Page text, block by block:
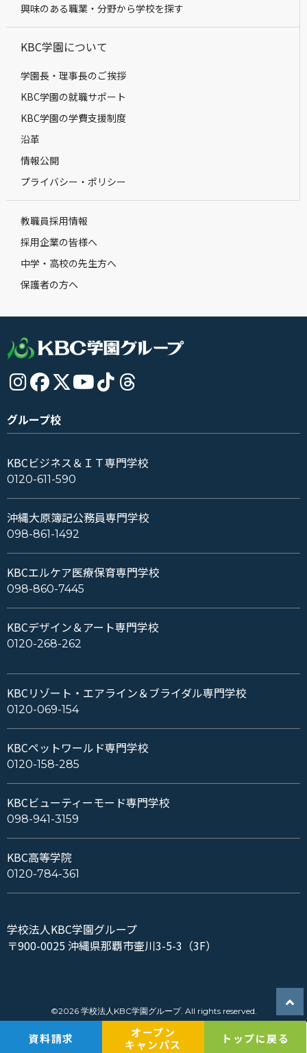
興味のある職業・分野から学校を探す
KBC学園について
学園長・理事長のご挨拶
KBC学園の就職サポート
KBC学園の学費支援制度
沿革
情報公開
プライバシー・ポリシー
教職員採用情報
採用企業の皆様へ
中学・高校の先生方へ
保護者の方へ
グループ校
KBCビジネス＆ＩＴ専門学校
0120-611-590
沖縄大原簿記公務員専門学校
098-861-1492
KBCエルケア医療保育専門学校
098-860-7445
KBCデザイン＆アート専門学校
0120-268-262
KBCリゾート・エアライン＆ブライダル専門学校
0120-069-154
KBCペットワールド専門学校
0120-158-285
KBCビューティーモード専門学校
098-941-3159
KBC高等学院
0120-784-361
学校法人KBC学園グループ
〒900-0025 沖縄県那覇市壷川3-5-3（3F）
©2026 学校法人KBC学園グループ. All rights reserved.
資料請求
オープン
キャンパス
トップに戻る